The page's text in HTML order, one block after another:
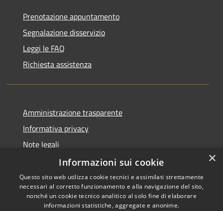
Prenotazione appuntamento
Segnalazione disservizio
Leggi le FAQ
Richiesta assistenza
Amministrazione trasparente
Informativa privacy
Note legali
Dichiarazione di accessibilità
×
Informazioni sui cookie
Questo sito web utilizza cookie tecnici e assimilati strettamente
necessari al corretto funzionamento e alla navigazione del sito,
nonché un cookie tecnico analitico al solo fine di elaborare
informazioni statistiche, aggregate e anonime.